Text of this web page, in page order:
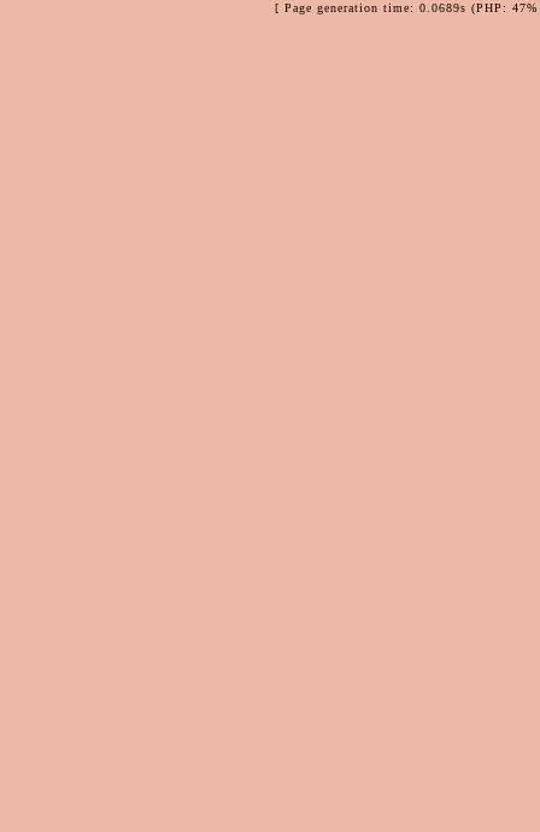
[ Page generation time: 0.0689s (PHP: